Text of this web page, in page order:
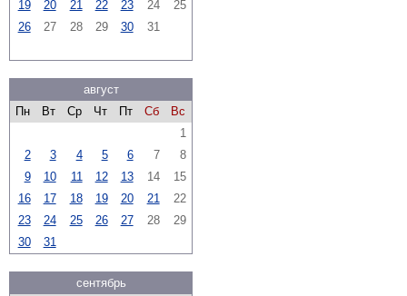
19
20 21 22 23 24
25
26
27 28 29 30 31
август
Пн
Вт Ср Чт Пт Сб
Вс
1
2
3 4 5 6 7
8
9
10 11 12 13 14
15
16
17 18 19 20 21
22
23
24 25 26 27 28
29
30
31
сентябрь